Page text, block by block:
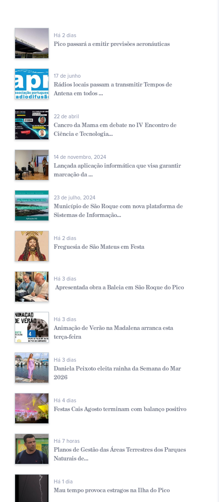
Há 2 dias
Pico passará a emitir previsões aeronáuticas
17 de junho
Rádios locais passam a transmitir Tempos de
Antena em todos ...
22 de abril
Cancro da Mama em debate no IV Encontro de
Ciência e Tecnologia...
14 de novembro, 2024
Lançada aplicação informática que visa garantir
marcação da ...
23 de julho, 2024
Município de São Roque com nova plataforma de
Sistemas de Informação...
Há 2 dias
Freguesia de São Mateus em Festa
Há 3 dias
Apresentada obra a Baleia em São Roque do Pico
Há 3 dias
Animação de Verão na Madalena arranca esta
terça-feira
Há 3 dias
Daniela Peixoto eleita rainha da Semana do Mar
2026
Há 4 dias
Festas Cais Agosto terminam com balanço positivo
Há 7 horas
Planos de Gestão das Áreas Terrestres dos Parques
Naturais de...
Há 1 dia
Mau tempo provoca estragos na Ilha do Pico